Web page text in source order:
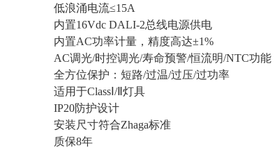
低浪涌电流≤15A
内置16Vdc DALI-2总线电源供电
内置AC功率计量，精度高达±1%
AC调光/时控调光/寿命预警/恒流明/NTC功能
全方位保护：短路/过温/过压/过功率
适用于ClassⅠ/Ⅱ灯具
IP20防护设计
安装尺寸符合Zhaga标准
质保8年